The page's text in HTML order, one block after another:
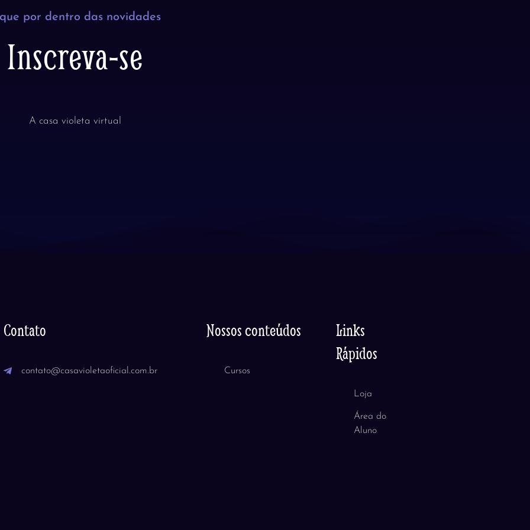
por dentro das novidades
Inscreva-se
A casa violeta virtual
Contato
contato@casavioletaoficial.com.br
Nossos conteúdos
Cursos
Links
Rápidos
Loja
Área do
Aluno